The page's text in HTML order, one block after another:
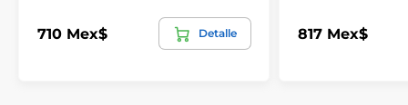
710 Mex$ Detalle 817 Mex$